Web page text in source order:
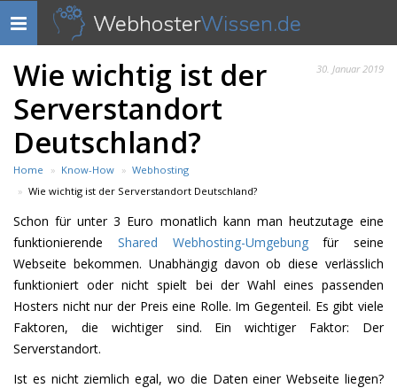
Navigation
anzeigen
WebhosterWissen.de
30. Januar 2019
Wie wichtig ist der
Serverstandort
Deutschland?
Home Know-How
Webhosting
Wie wichtig ist der Serverstandort Deutschland?
Schon für unter 3 Euro monatlich kann man heutzutage eine
funktionierende Shared Webhosting-Umgebungfür seine
Webseite bekommen. Unabhängig davon ob diese verlässlich
funktioniert oder nicht spielt bei der Wahl eines passenden
Hosters nicht nur der Preis eine Rolle. Im Gegenteil. Es gibt viele
Faktoren, die wichtiger sind. Ein wichtiger Faktor: Der
Serverstandort.
Ist es nicht ziemlich egal, wo die Daten einer Webseite liegen?